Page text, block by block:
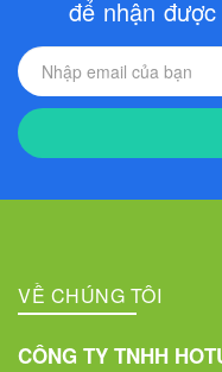
để nhận
VỀ CHÚNG TÔI
CÔNG TY TNHH